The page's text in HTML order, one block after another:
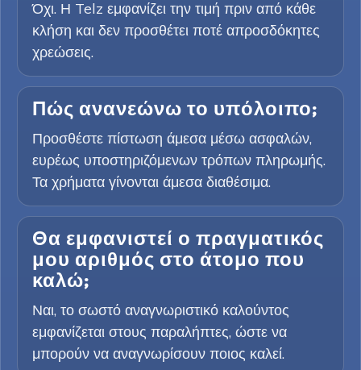
Όχι. Η Telz εμφανίζει την τιμή πριν από κάθε
κλήση και δεν προσθέτει ποτέ απροσδόκητες
χρεώσεις.
Πώς ανανεώνω το υπόλοιπο;
Προσθέστε πίστωση άμεσα μέσω ασφαλών,
ευρέως υποστηριζόμενων τρόπων πληρωμής.
Τα χρήματα γίνονται άμεσα διαθέσιμα.
Θα εμφανιστεί ο πραγματικός
μου αριθμός στο άτομο που
καλώ;
Ναι, το σωστό αναγνωριστικό καλούντος
εμφανίζεται στους παραλήπτες, ώστε να
μπορούν να αναγνωρίσουν ποιος καλεί.